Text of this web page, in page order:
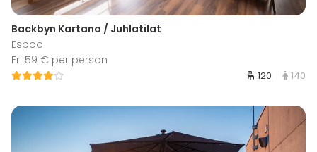
Backbyn Kartano / Juhlatilat
Espoo
Fr. 59 € per person
120 140